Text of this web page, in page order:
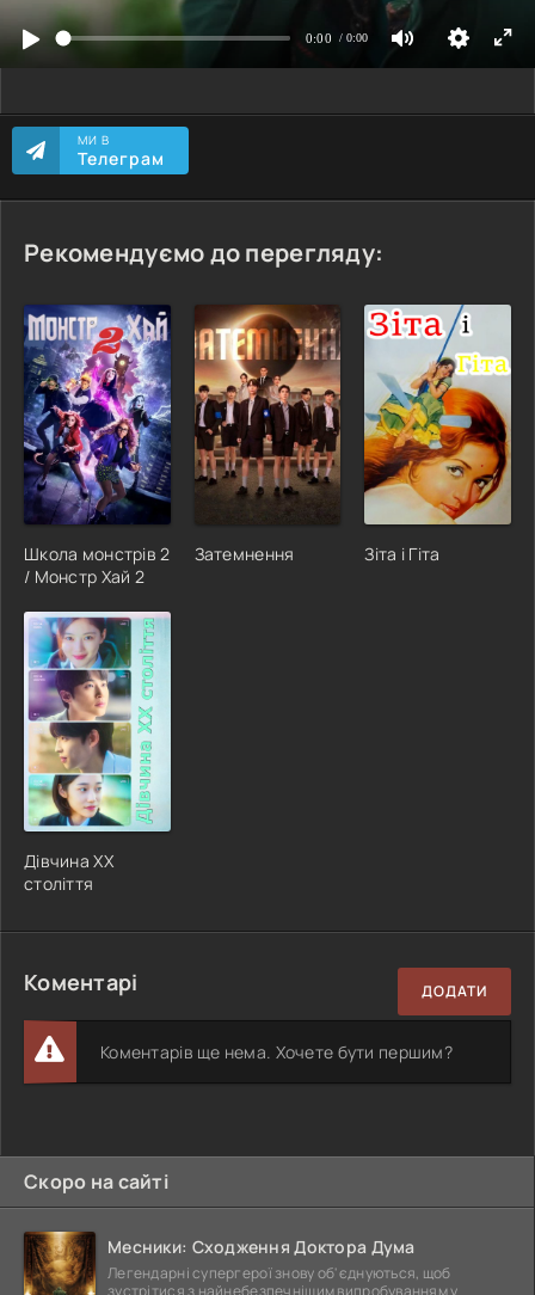
МИ В
Телеграм
Рекомендуємо до перегляду:
Школа монстрів 2
/ Монстр Хай 2
Затемнення Зіта і Гіта
Дівчина XX
століття
Коментарі ДОДАТИ
Коментарів ще нема. Хочете бути першим?
Скоро на сайті
Месники: Сходження Доктора Дума
Легендарні супергерої знову об'єднуються, щоб
зустрітися з найнебезпечнішим випробуванням у